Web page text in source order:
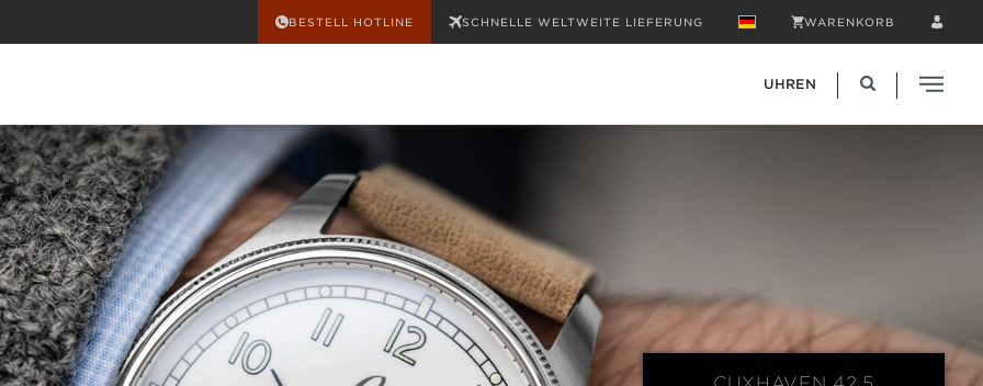
BESTELL HOTLINE SCHNELLE WELTWEITE LIEFERUNG WARENKORB
UHREN